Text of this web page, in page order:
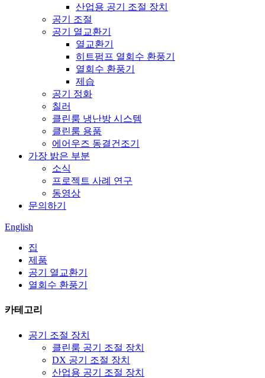
산업용 공기 조절 장치
공기 조절
공기 열교환기
열교환기
히트펌프 열회수 환풍기
열회수 환풍기
제습
공기 정화
칠러
클린룸 냉난방 시스템
클린룸 용품
에어우즈 동결건조기
가장 밝은 부분
소식
프로젝트 사례 연구
동영상
문의하기
English
집
제품
공기 열교환기
열회수 환풍기
카테고리
공기 조절 장치
클린룸 공기 조절 장치
DX 공기 조절 장치
산업용 공기 조절 장치